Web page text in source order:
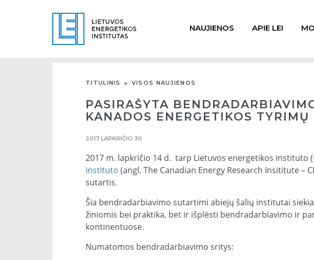
NAUJIENOS APIE LEI
TITULINIS VISOS NAUJIENOS
PASIRAŠYTA
KANADOS ENERGETIKOS
2017 LAPKRIČIO 30
2017 m. lapkričio 14 d. tarp Lietuvos energetikos instituto
instituto (angl. The Canadian Energy Research Insititute –
sutartis.
Šia bendradarbiavimo sutartimi abiejų šalių institutai
žiniomis bei praktika, bet ir išplėsti bendradarbiavimo ir
kontinentuose.
Numatomos bendradarbiavimo sritys: